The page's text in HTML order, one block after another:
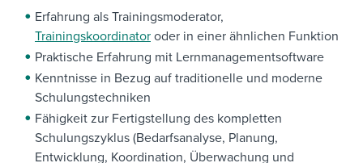
Erfahrung als Trainingsmoderator,
Trainingskoordinator oder in einer ähnlichen Funktion
Praktische Erfahrung mit Lernmanagementsoftware
Kenntnisse in Bezug auf traditionelle und moderne
Schulungstechniken
Fähigkeit zur Fertigstellung des kompletten
Schulungszyklus (Bedarfsanalyse, Planung,
Entwicklung, Koordination, Überwachung und